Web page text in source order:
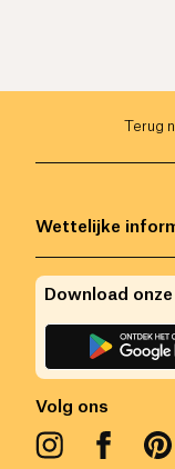
Terug
Wettelijke
Volg ons
Download